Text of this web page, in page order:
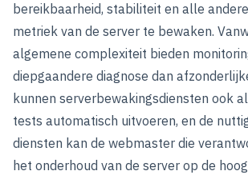
bereikbaarheid, stabiliteit en alle
metriek van de server te bewaken.
algemene complexiteit bieden
diepgaandere diagnose dan
kunnen serverbewakingsdiensten ook
tests automatisch uitvoeren, en de
diensten kan de webmaster die
het onderhoud van de server op de